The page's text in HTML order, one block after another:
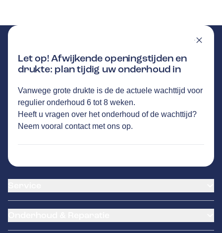
Let op! Afwijkende openingstijden en
drukte: plan tijdig uw onderhoud in
Vanwege grote drukte is de de actuele wachttijd voor
regulier onderhoud 6 tot 8 weken.
Heeft u vragen over het onderhoud of de wachttijd?
Neem vooral contact met ons op.
GA NAAR DE HOMEPAGINA
Route
Moleneinde 28 ,7981AK Diever
Vandaag open tot 17:30 uur
gemiddeld met een 9.5
Banden service